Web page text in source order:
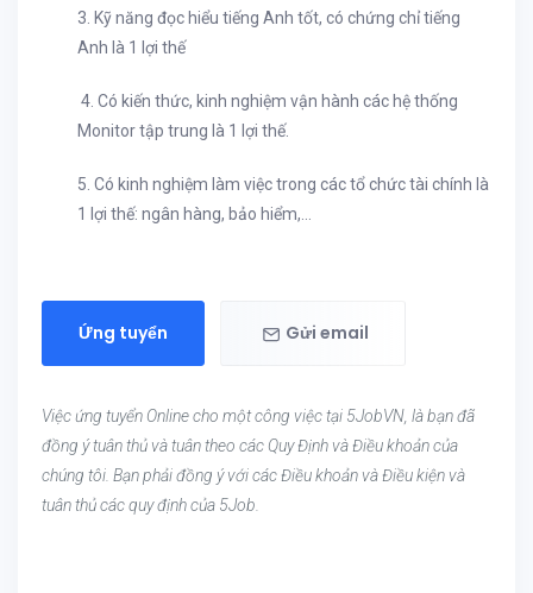
3. Kỹ năng đọc hiểu tiếng Anh tốt, có chứng chỉ tiếng
Anh là 1 lợi thế
4. Có kiến thức, kinh nghiệm vận hành các hệ thống
Monitor tập trung là 1 lợi thế.
5. Có kinh nghiệm làm việc trong các tổ chức tài chính là
1 lợi thế: ngân hàng, bảo hiểm,…
Ứng tuyển Gửi email
Việc ứng tuyển Online cho một công việc tại 5JobVN, là bạn đã
đồng ý tuân thủ và tuân theo các Quy Định và Điều khoản của
chúng tôi. Bạn phải đồng ý với các Điều khoản và Điều kiện và
tuân thủ các quy định của 5Job.